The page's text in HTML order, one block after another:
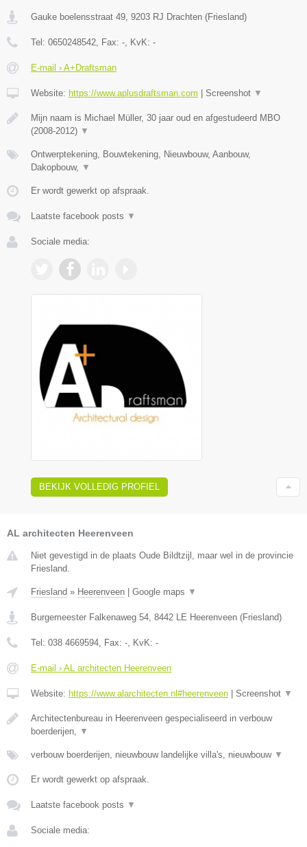
Gauke boelensstraat 49, 9203 RJ Drachten (Friesland)
Tel: 0650248542, Fax: -, KvK: -
E-mail › A+Draftsman
Website: https://www.aplusdraftsman.com Screenshot ▼
Mijn naam is Michael Müller, 30 jaar oud en afgestudeerd MBO
(2008-2012) ▼
Ontwerptekening, Bouwtekening, Nieuwbouw, Aanbouw,
Dakopbouw, ▼
Er wordt gewerkt op afspraak.
Laatste facebook posts ▼
Sociale media:
BEKIJK VOLLEDIG PROFIEL
AL architecten Heerenveen
Niet gevestigd in de plaats Oude Bildtzijl, maar wel in de provincie
Friesland.
Friesland » Heerenveen Google maps ▼
Burgemeester Falkenaweg 54, 8442 LE Heerenveen (Friesland)
Tel: 038 4669594, Fax: -, KvK: -
E-mail › AL architecten Heerenveen
Website: https://www.alarchitecten.nl#heerenveen Screenshot ▼
Architectenbureau in Heerenveen gespecialiseerd in verbouw
boerderijen, ▼
verbouw boerderijen, nieuwbouw landelijke villa's, nieuwbouw ▼
Er wordt gewerkt op afspraak.
Laatste facebook posts ▼
Sociale media: